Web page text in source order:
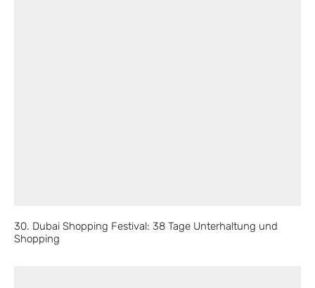
30. Dubai Shopping Festival: 38 Tage Unterhaltung und
Shopping